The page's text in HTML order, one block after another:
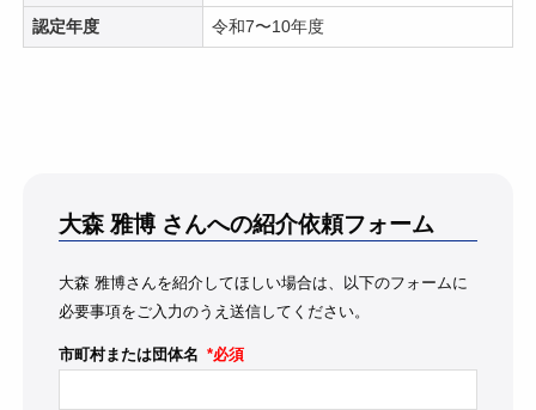
認定年度 令和7〜10年度
大森 雅博 さんへの紹介依頼フォーム
大森 雅博さんを紹介してほしい場合は、以下のフォームに
必要事項をご入力のうえ送信してください。
市町村または団体名 *必須